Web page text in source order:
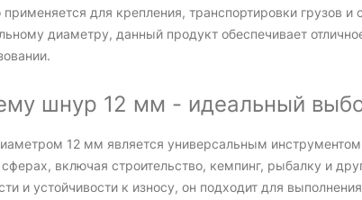
для крепления, транспортировки грузов
диаметру, данный продукт обеспечивает
шнур 12 мм - идеальный
12 мм является универсальным
включая строительство, кемпинг, рыбалку и
и устойчивости к износу, он подходит для